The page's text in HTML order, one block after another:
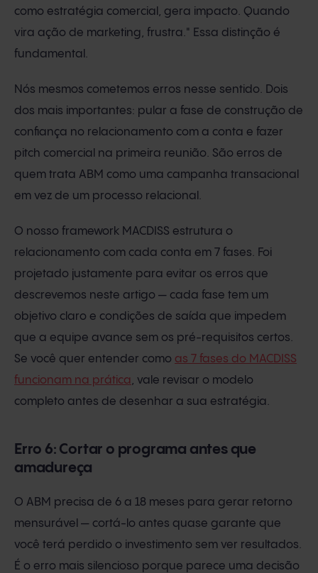
como estratégia comercial, gera impacto. Quando
vira ação de marketing, frustra." Essa distinção é
fundamental.
Nós mesmos cometemos erros nesse sentido. Dois
dos mais importantes: pular a fase de construção de
confiança no relacionamento com a conta e fazer
pitch comercial na primeira reunião. São erros de
quem trata ABM como uma campanha transacional
em vez de um processo relacional.
O nosso framework MACDISS estrutura o
relacionamento com cada conta em 7 fases. Foi
projetado justamente para evitar os erros que
descrevemos neste artigo — cada fase tem um
objetivo claro e condições de saída que impedem
que a equipe avance sem os pré-requisitos certos.
Se você quer entender como as 7 fases do MACDISS
funcionam na prática , vale revisar o modelo
completo antes de desenhar a sua estratégia.
Erro 6: Cortar o programa antes que
amadureça
O ABM precisa de 6 a 18 meses para gerar retorno
mensurável — cortá-lo antes quase garante que
você terá perdido o investimento sem ver resultados.
É o erro mais silencioso porque parece uma decisão